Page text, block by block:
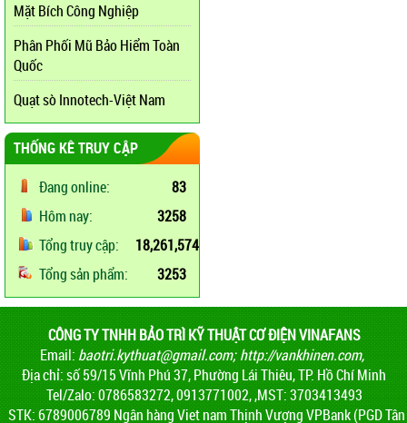
Mặt Bích Công Nghiệp
Phân Phối Mũ Bảo Hiểm Toàn
Quốc
Quạt sò Innotech-Việt Nam
THỐNG KÊ TRUY CẬP
Đang online:
83
Hôm nay:
3258
Tổng truy cập:
18,261,574
Tổng sản phẩm:
3253
CÔNG TY TNHH BẢO TRÌ KỸ THUẬT CƠ ĐIỆN VINAFANS
Email: baotri.kythuat@gmail.com;http://vankhinen.com,
Địa chỉ: số 59/15 Vĩnh Phú 37, Phường Lái Thiêu, TP. Hồ Chí Minh
Tel/Zalo: 0786583272, 0913771002, ,MST: 3703413493
STK: 6789006789 Ngân hàng Viet nam Thịnh Vượng VPBank (PGD Tân